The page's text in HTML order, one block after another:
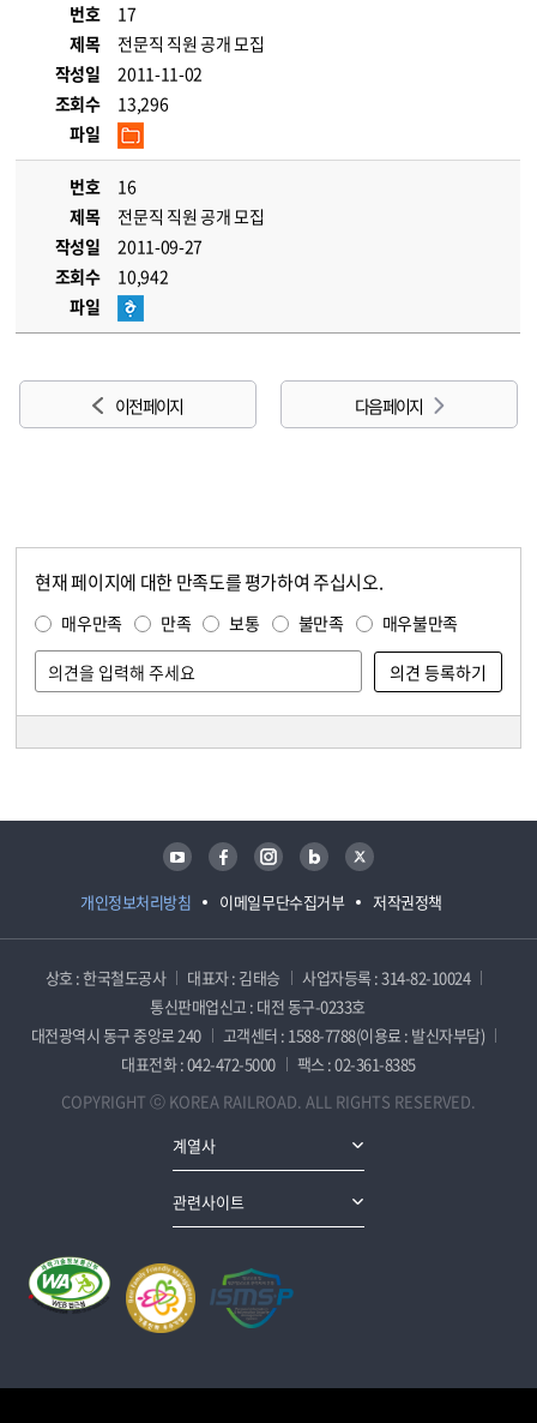
번호
17
제목
전문직 직원 공개 모집
작성일
2011-11-02
조회수
13,296
파일
번호
16
제목
전문직 직원 공개 모집
작성일
2011-09-27
조회수
10,942
파일
이전 페이지 다음 페이지
현재 페이지에 대한 만족도를 평가하여 주십시오.
매우만족 만족 보통 불만족 매우불만족
개인정보처리방침 이메일무단수집거부 저작권정책
유튜브 페이스북 인스타그램 블로그 트위터
상호 : 한국철도공사 대표자 : 김태승
사업자등록 : 314-82-10024
통신판매업신고 : 대전 동구-0233호
대전광역시 동구 중앙로 240
고객센터 : 1588-7788(이용료 : 발신자부담)
대표전화 : 042-472-5000
팩스 : 02-361-8385
COPYRIGHT ⓒ KOREA RAILROAD. ALL RIGHTS RESERVED.
계열사
관련사이트